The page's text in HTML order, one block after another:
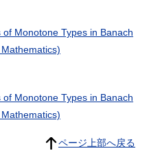
Monotone Types in Banach
Monotone Types in Banach
ページ上部へ戻る